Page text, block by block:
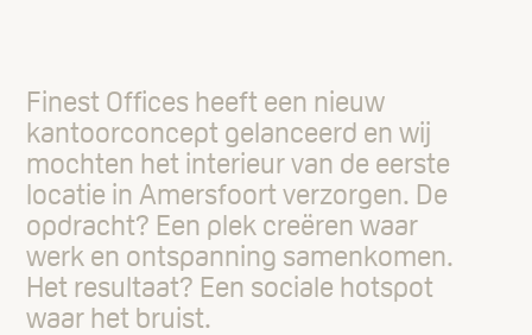
Finest Offices heeft een nieuw
kantoorconcept gelanceerd en wij
mochten het interieur van de eerste
locatie in Amersfoort verzorgen. De
opdracht? Een plek creëren waar
werk en ontspanning samenkomen.
Het resultaat? Een sociale hotspot
waar het bruist.